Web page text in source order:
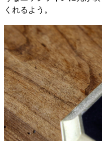
くれるよう。